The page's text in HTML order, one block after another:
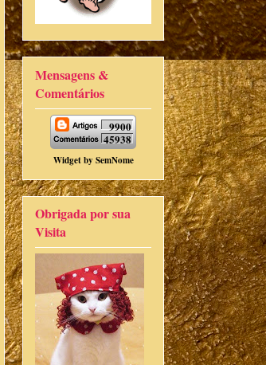
Mensagens &
Comentários
9900
45938
Widget by SemNome
Obrigada por sua
Visita